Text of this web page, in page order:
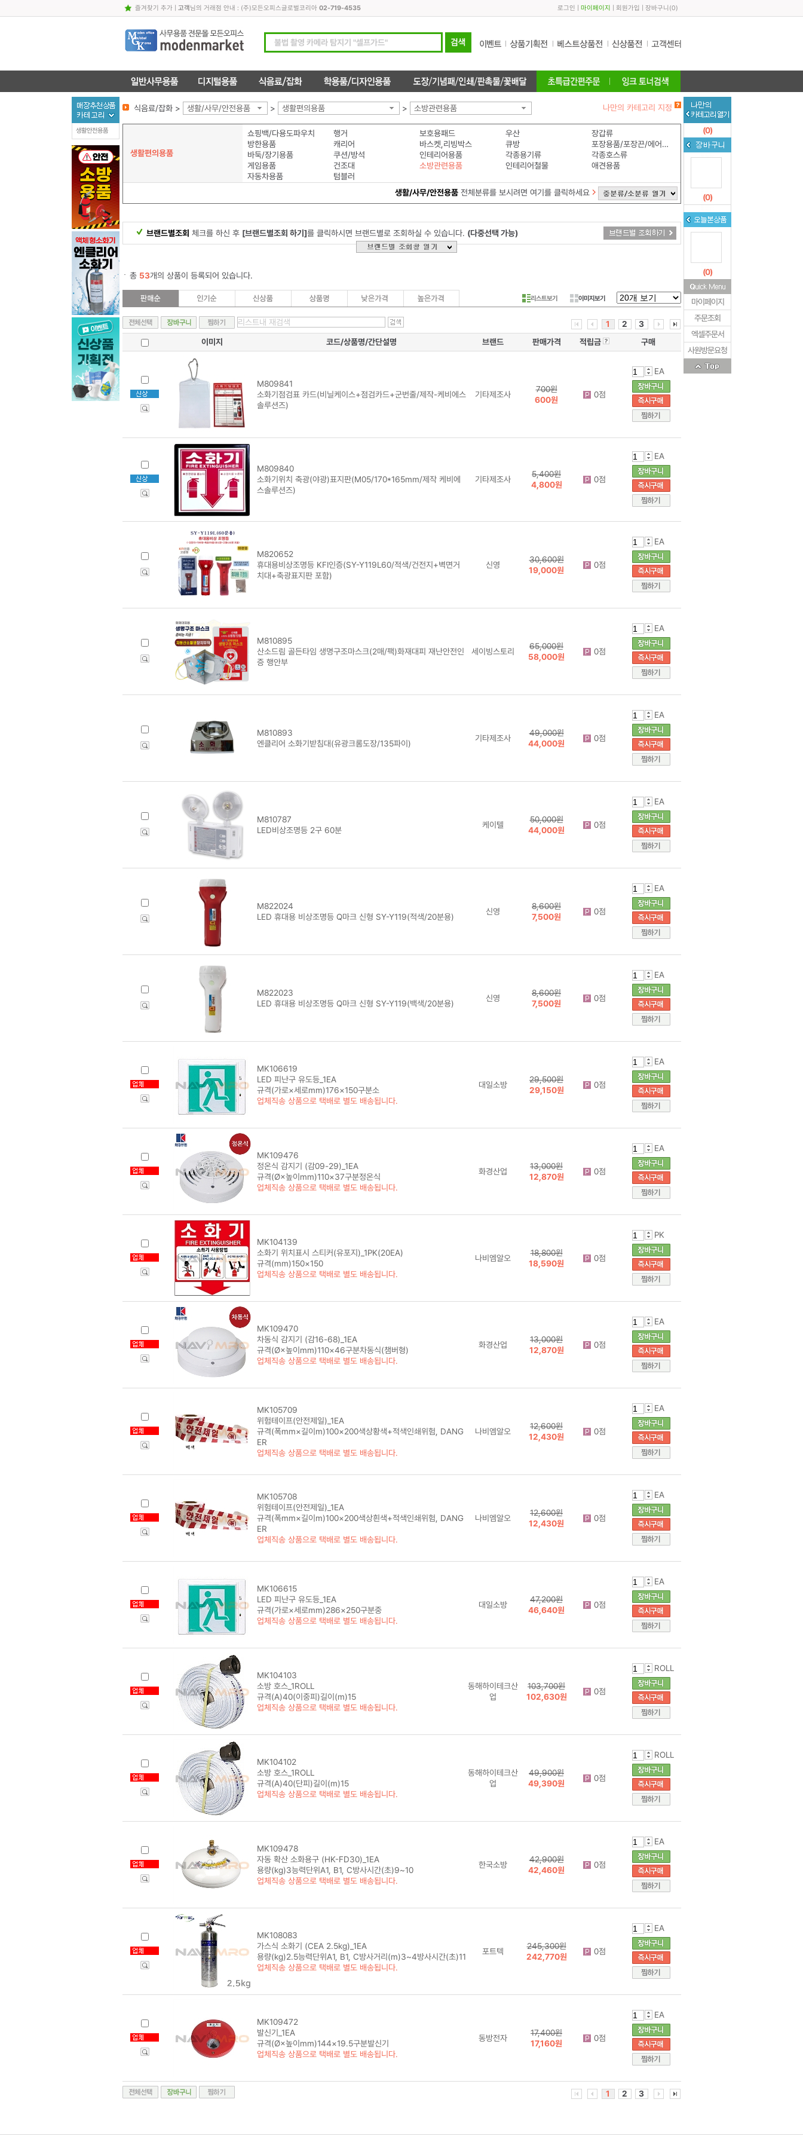
즐겨찾기 추가| 고객님의 거래점 안내 : (주)모든오피스글로벌코리아 02-719-4535 로그인 마이페이지 회원가입 장바구니 (0)
식음료/잡화 > 생활/사무/안전용품 > 생활편의용품 > 소방관련용품 나만의 카테고리 지정
생활편의용품
쇼핑백/다용도파우치 행거 보호용패드 우산
장갑류
방한용품
캐리어 바스켓,리빙박스 큐방
포장용품/포장끈/에어쿠션
바둑/장기용품
쿠션/방석 인테리어용품 각종용기류
각종호스류
게임용품
건조대 소방관련용품 인테리어철물
애견용품
자동차용품
텀블러
생활/사무/안전용품전체분류를 보시려면 여기를 클릭하세요
브랜드별조회 체크를 하신 후 [브랜드별조회 하기]를 클릭하시면 브랜드별로 조회하실 수 있습니다. (다중선택 가능)
총 53개의 상품이 등록되어 있습니다.
리스트보기 이미지보기
1 2
3
이미지
코드/상품명/간단설명 브랜드 판매가격 적립금 구매
M809841
소화기점검표 카드(비닐케이스+점검카드+군번줄/제작-케비에스
솔루션즈)
기타제조사
700원
600원
0점
EA
M809840
소화기위치 축광(야광)표지판(M05/170*165mm/제작 케비에
스솔루션즈)
기타제조사
5,400원
4,800원
0점
EA
M820652
휴대용비상조명등 KFI인증(SY-Y119L60/적색/건전지+벽면거
치대+축광표지판 포함)
신영
30,600원
19,000원
0점
EA
M810895
산소드림 골든타임 생명구조마스크(2매/팩)화재대피 재난안전인
증 행안부
세이빙스토리
65,000원
58,000원
0점
EA
M810893
엔클리어 소화기받침대(유광크롬도장/135파이)
기타제조사
49,000원
44,000원
0점
EA
M810787
LED비상조명등 2구 60분
케이텔
50,000원
44,000원
0점
EA
M822024
LED 휴대용 비상조명등 Q마크 신형 SY-Y119(적색/20분용)
신영
8,600원
7,500원
0점
EA
M822023
LED 휴대용 비상조명등 Q마크 신형 SY-Y119(백색/20분용)
신영
8,600원
7,500원
0점
EA
MK106619
LED 피난구 유도등_1EA
규격(가로×세로mm)176×150구분소
업체직송 상품으로 택배로 별도 배송됩니다.
대일소방
29,500원
29,150원
0점
EA
MK109476
정온식 감지기 (감09-29)_1EA
규격(Ø×높이mm)110×37구분정온식
업체직송 상품으로 택배로 별도 배송됩니다.
화경산업
13,000원
12,870원
0점
EA
MK104139
소화기 위치표시 스티커(유포지)_1PK(20EA)
규격(mm)150×150
업체직송 상품으로 택배로 별도 배송됩니다.
나비엠알오
18,800원
18,590원
0점
PK
MK109470
차동식 감지기 (감16-68)_1EA
규격(Ø×높이mm)110×46구분차동식(챔버형)
업체직송 상품으로 택배로 별도 배송됩니다.
화경산업
13,000원
12,870원
0점
EA
MK105709
위험테이프(안전제일)_1EA
규격(폭mm×길이m)100×200색상황색+적색인쇄위험, DANG
ER
업체직송 상품으로 택배로 별도 배송됩니다.
나비엠알오
12,600원
12,430원
0점
EA
MK105708
위험테이프(안전제일)_1EA
규격(폭mm×길이m)100×200색상흰색+적색인쇄위험, DANG
ER
업체직송 상품으로 택배로 별도 배송됩니다.
나비엠알오
12,600원
12,430원
0점
EA
MK106615
LED 피난구 유도등_1EA
규격(가로×세로mm)286×250구분중
업체직송 상품으로 택배로 별도 배송됩니다.
대일소방
47,200원
46,640원
0점
EA
MK104103
소방 호스_1ROLL
규격(A)40(이중피)길이(m)15
업체직송 상품으로 택배로 별도 배송됩니다.
동해하이테크산
업
103,700원
102,630원
0점
ROLL
MK104102
소방 호스_1ROLL
규격(A)40(단피)길이(m)15
업체직송 상품으로 택배로 별도 배송됩니다.
동해하이테크산
업
49,900원
49,390원
0점
ROLL
MK109478
자동 확산 소화용구 (HK-FD30)_1EA
용량(kg)3능력단위A1, B1, C방사시간(초)9~10
업체직송 상품으로 택배로 별도 배송됩니다.
한국소방
42,900원
42,460원
0점
EA
MK108083
가스식 소화기 (CEA 2.5kg)_1EA
용량(kg)2.5능력단위A1, B1, C방사거리(m)3~4방사시간(초)11
업체직송 상품으로 택배로 별도 배송됩니다.
포트텍
245,300원
242,770원
0점
EA
MK109472
발신기_1EA
규격(Ø×높이mm)144×19.5구분발신기
업체직송 상품으로 택배로 별도 배송됩니다.
동방전자
17,400원
17,160원
0점
EA
1 2 3
생활안전용품 (0)
(0)
(0)
마이페이지
주문조회
엑셀주문서
사원방문요청